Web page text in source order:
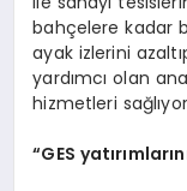
bahçelere kadar
ayak izlerini
yardımcı olan
hizmetleri
“GES